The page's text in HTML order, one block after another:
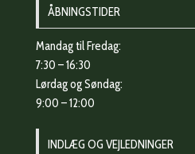
ÅBNINGSTIDER
Mandag til Fredag:
7:30 – 16:30
Lørdag og Søndag:
9:00 – 12:00
INDLÆG OG VEJLEDNINGER